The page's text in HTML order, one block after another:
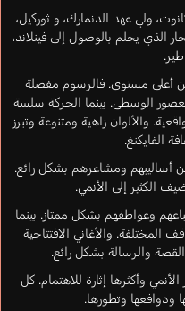
ولي عهد الدنمارك، و ثوركيل،
الذي يحلم بالوصول إلى فينلاند،
أعلى مستوى. فالرسوم مفصلة
الوسطى. بينما الحركة سلسة
والألوان زاهية ومتنوعة وتبرز
الفايكنغ.
ومشاعرهم بشكل رائع.
الكثير إلى الأنمي.
وعواطفهم بشكل ممتاز. بينما
المختلفة. والأغاني الافتتاحية
والرسالة بشكل رائع.
وأكثرها إثارة للاهتمام. كل
ودوافعها وتطورها.